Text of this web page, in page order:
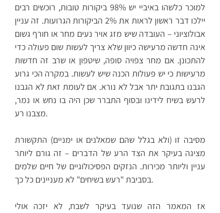
למוכר כלשהו באיביי יש 98% ביקורות טובות, רוכשים רבים
יילכו דבר ראשון לראות את 2% הביקורות הגרועות. זה עניין
אבולוציוני – העובדה שיש מזג אויר נעים מחר או חורף גשום
אינה חדשה מרעישה כיוון שלא צריך לעשות שום פעולה כדי
להתכונן. אם מחר צפויה סופה, שיטפון או שרב זה חדשות
מרעישות כי יש פעולות הכנה שיש לעשות. במקרה הכי גרוע
הגבנו בתגובת יתר אבל לא נורא. אם לעומת זאת לא הגבנו
לרעש בשיח לידינו ובסוף התברר שכן היה בו נחש או נמר,
מצבנו רע.
מסיבה זו (ולא בגלל שהם שמאלנים או ימניים) התקשורת
מציגה בעיקר את הצד הרע של הדברים – זה גורם ליותר
עניין וליותר מכירות. הנזקים הפסיכולוגיים של חיים שלמים
בסביבת "רעש בשיחים" לא מעניינים כל כך.
אז המאמר הזה שנועד בעיקר לשבח, לא יזכה אולי